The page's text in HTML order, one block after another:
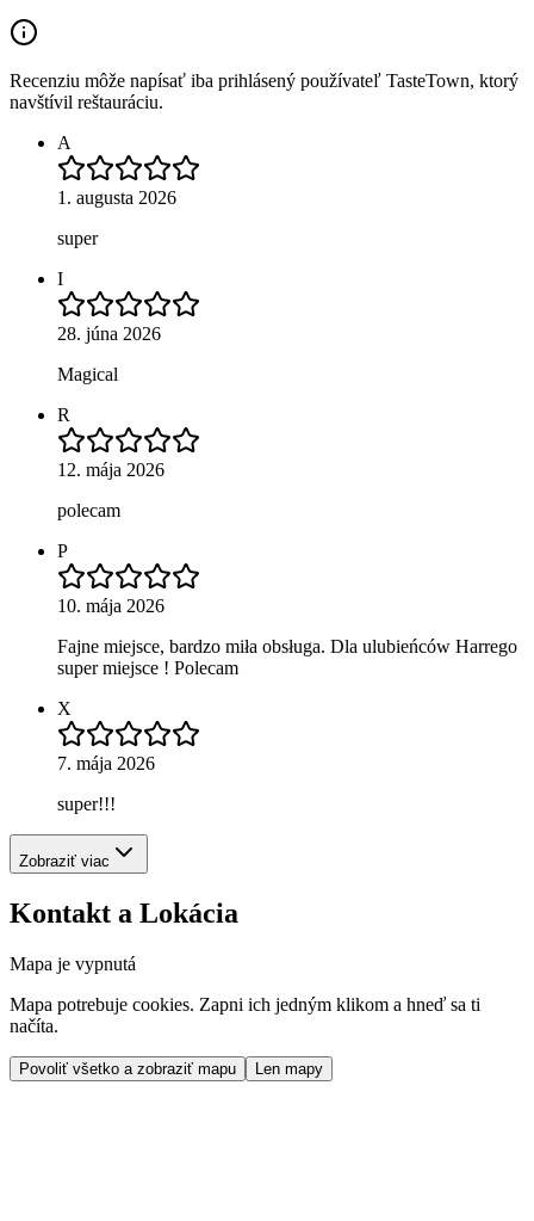
Recenziu môže napísať iba prihlásený používateľ TasteTown, ktorý
navštívil reštauráciu.
A
1. augusta 2026
super
I
28. júna 2026
Magical
R
12. mája 2026
polecam
P
10. mája 2026
Fajne miejsce, bardzo miła obsługa. Dla ulubieńców Harrego
super miejsce ! Polecam
X
7. mája 2026
super!!!
Zobraziť viac
Kontakt a Lokácia
Mapa je vypnutá
Mapa potrebuje cookies. Zapni ich jedným klikom a hneď sa ti
načíta.
Povoliť všetko a zobraziť mapu Len mapy